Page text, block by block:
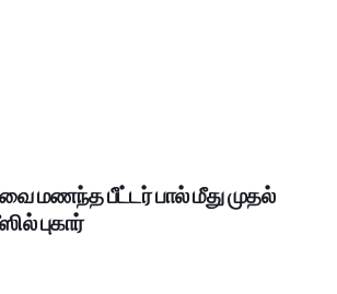
மணந்த பீட்டர் பால் மீது முதல்
புகார்